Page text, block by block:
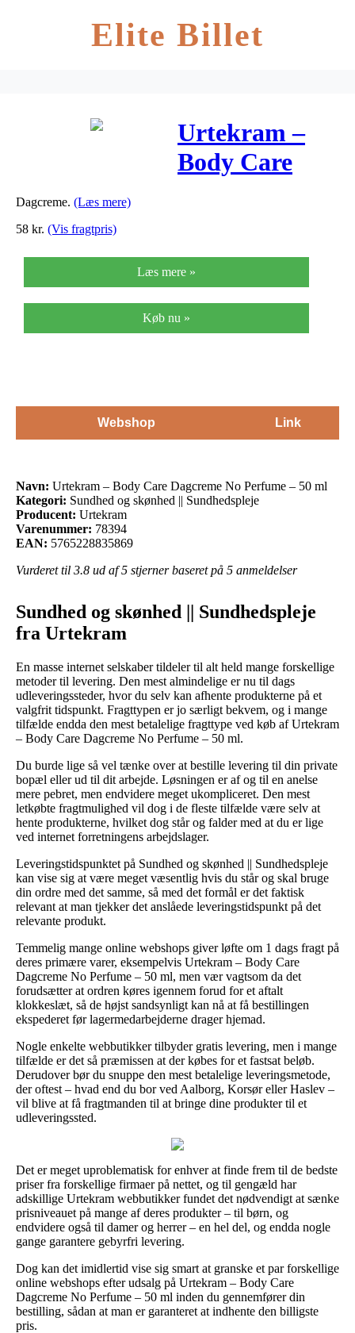
Elite Billet
Urtekram –
Body Care
ml
Dagcreme. (Læs mere)
58 kr. (Vis fragtpris)
Læs mere »
Køb nu »
Webshop Link
Navn: Urtekram – Body Care Dagcreme No Perfume – 50 ml
Kategori: Sundhed og skønhed || Sundhedspleje
Producent: Urtekram
Varenummer: 78394
EAN: 5765228835869
Vurderet til 3.8 ud af 5 stjerner baseret på 5 anmeldelser
Sundhed og skønhed || Sundhedspleje
fra Urtekram
En masse internet selskaber tildeler til alt held mange forskellige
metoder til levering. Den mest almindelige er nu til dags
udleveringssteder, hvor du selv kan afhente produkterne på et
valgfrit tidspunkt. Fragttypen er jo særligt bekvem, og i mange
tilfælde endda den mest betalelige fragttype ved køb af Urtekram
– Body Care Dagcreme No Perfume – 50 ml.
Du burde lige så vel tænke over at bestille levering til din private
bopæl eller ud til dit arbejde. Løsningen er af og til en anelse
mere pebret, men endvidere meget ukompliceret. Den mest
letkøbte fragtmulighed vil dog i de fleste tilfælde være selv at
hente produkterne, hvilket dog står og falder med at du er lige
ved internet forretningens arbejdslager.
Leveringstidspunktet på Sundhed og skønhed || Sundhedspleje
kan vise sig at være meget væsentlig hvis du står og skal bruge
din ordre med det samme, så med det formål er det faktisk
relevant at man tjekker det anslåede leveringstidspunkt på det
relevante produkt.
Temmelig mange online webshops giver løfte om 1 dags fragt på
deres primære varer, eksempelvis Urtekram – Body Care
Dagcreme No Perfume – 50 ml, men vær vagtsom da det
forudsætter at ordren køres igennem forud for et aftalt
klokkeslæt, så de højst sandsynligt kan nå at få bestillingen
ekspederet før lagermedarbejderne drager hjemad.
Nogle enkelte webbutikker tilbyder gratis levering, men i mange
tilfælde er det så præmissen at der købes for et fastsat beløb.
Derudover bør du snuppe den mest betalelige leveringsmetode,
der oftest – hvad end du bor ved Aalborg, Korsør eller Haslev –
vil blive at få fragtmanden til at bringe dine produkter til et
udleveringssted.
Det er meget uproblematisk for enhver at finde frem til de bedste
priser fra forskellige firmaer på nettet, og til gengæld har
adskillige Urtekram webbutikker fundet det nødvendigt at sænke
prisniveauet på mange af deres produkter – til børn, og
endvidere også til damer og herrer – en hel del, og endda nogle
gange garantere gebyrfri levering.
Dog kan det imidlertid vise sig smart at granske et par forskellige
online webshops efter udsalg på Urtekram – Body Care
Dagcreme No Perfume – 50 ml inden du gennemfører din
bestilling, sådan at man er garanteret at indhente den billigste
pris.